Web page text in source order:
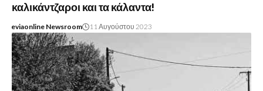
καλικάντζαροι και τα κάλαντα!
eviaonline Newsroom 11 Αυγούστου 2023